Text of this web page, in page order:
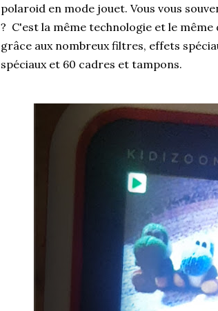
polaroid en mode jouet. Vous vous
? C'est la même technologie et le
grâce aux nombreux filtres, effets
spéciaux et 60 cadres et tampons.